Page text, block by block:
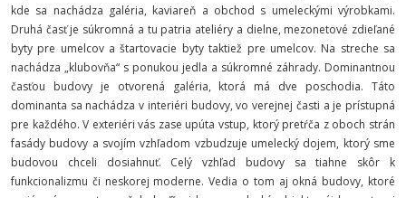
kde sa nachádza galéria, kaviareň a obchod s umeleckými výrobkami.
Druhá časť je súkromná a tu patria ateliéry a dielne, mezonetové zdieľané
byty pre umelcov a štartovacie byty taktiež pre umelcov. Na streche sa
nachádza „klubovňa“ s ponukou jedla a súkromné záhrady. Dominantnou
časťou budovy je otvorená galéria, ktorá má dve poschodia. Táto
dominanta sa nachádza v interiéri budovy, vo verejnej časti a je prístupná
pre každého. V exteriéri vás zase upúta vstup, ktorý pretŕča z oboch strán
fasády budovy a svojím vzhľadom vzbudzuje umelecký dojem, ktorý sme
budovou chceli dosiahnuť. Celý vzhľad budovy sa tiahne skôr k
funkcionalizmu či neskorej moderne. Vedia o tom aj okná budovy, ktoré